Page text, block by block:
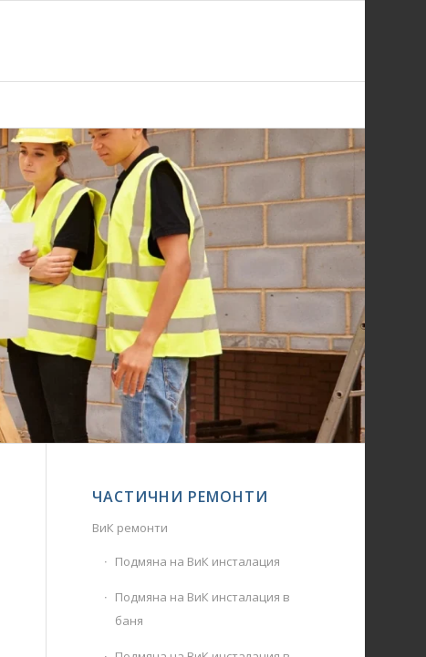
ЧАСТИЧНИ РЕМОНТИ
ВиК ремонти
Подмяна на ВиК инсталация
Подмяна на ВиК инсталация в
баня